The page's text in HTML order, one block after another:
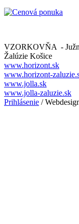
VZORKOVŇA -
Žalúzie Košice
www.horizont.sk
www.horizont-
www.jolla.sk
www.jolla-zaluzie.sk
Prihlásenie /